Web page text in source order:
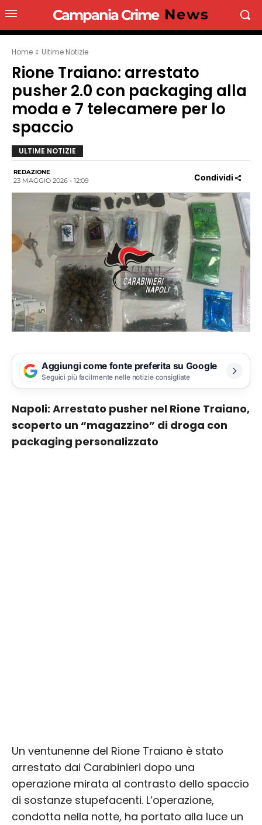
Campania Crime News
Home Ultime Notizie
Rione Traiano: arrestato
pusher 2.0 con packaging alla
moda e 7 telecamere per lo
spaccio
ULTIME NOTIZIE
REDAZIONE
23 MAGGIO 2026 - 12:09 Condividi
Aggiungi come fonte preferita su Google
Seguici più facilmente nelle notizie consigliate
Napoli: Arrestato pusher nel Rione Traiano,
scoperto un “magazzino” di droga con
packaging personalizzato
Un ventunenne del Rione Traiano è stato
arrestato dai Carabinieri dopo una
operazione mirata al contrasto dello spaccio
di sostanze stupefacenti. L’operazione,
condotta nella notte, ha portato alla luce un